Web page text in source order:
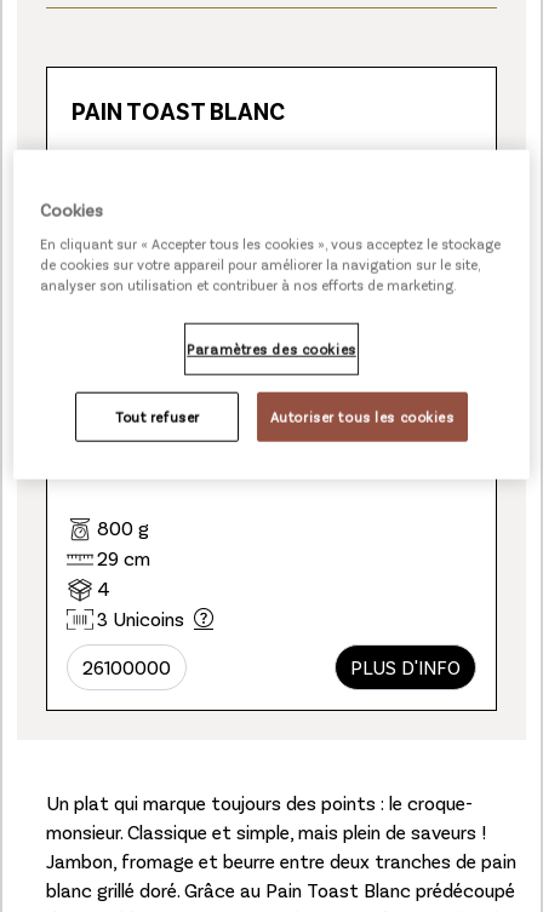
PAIN TOAST BLANC
800 g
29 cm
4
3 Unicoins
26100000 PLUS D'INFO
Un plat qui marque toujours des points : le croque-
monsieur. Classique et simple, mais plein de saveurs !
Jambon, fromage et beurre entre deux tranches de pain
blanc grillé doré. Grâce au Pain Toast Blanc prédécoupé
Cookies
En cliquant sur « Accepter tous les cookies », vous acceptez le stockage
de cookies sur votre appareil pour améliorer la navigation sur le site,
analyser son utilisation et contribuer à nos efforts de marketing.
Paramètres des cookies
Tout refuser Autoriser tous les cookies